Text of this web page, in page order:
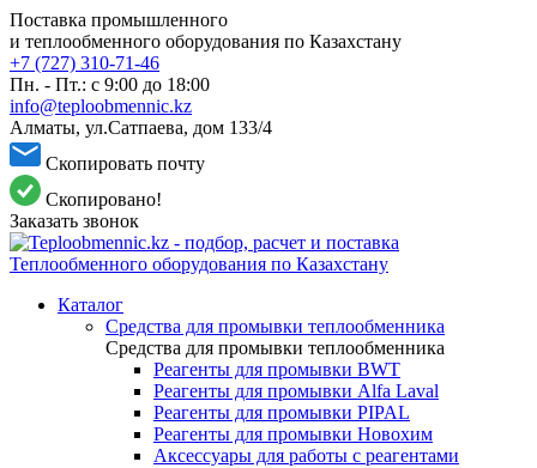
Поставка промышленного
и теплообменного оборудования по Казахстану
+7 (727) 310-71-46
Пн. - Пт.: с 9:00 до 18:00
info@teploobmennic.kz
Алматы, ул.Сатпаева, дом 133/4
Скопировать почту
Скопировано!
Заказать звонок
Каталог
Средства для промывки теплообменника
Средства для промывки теплообменника
Реагенты для промывки BWT
Реагенты для промывки Alfa Laval
Реагенты для промывки PIPAL
Реагенты для промывки Новохим
Аксессуары для работы с реагентами